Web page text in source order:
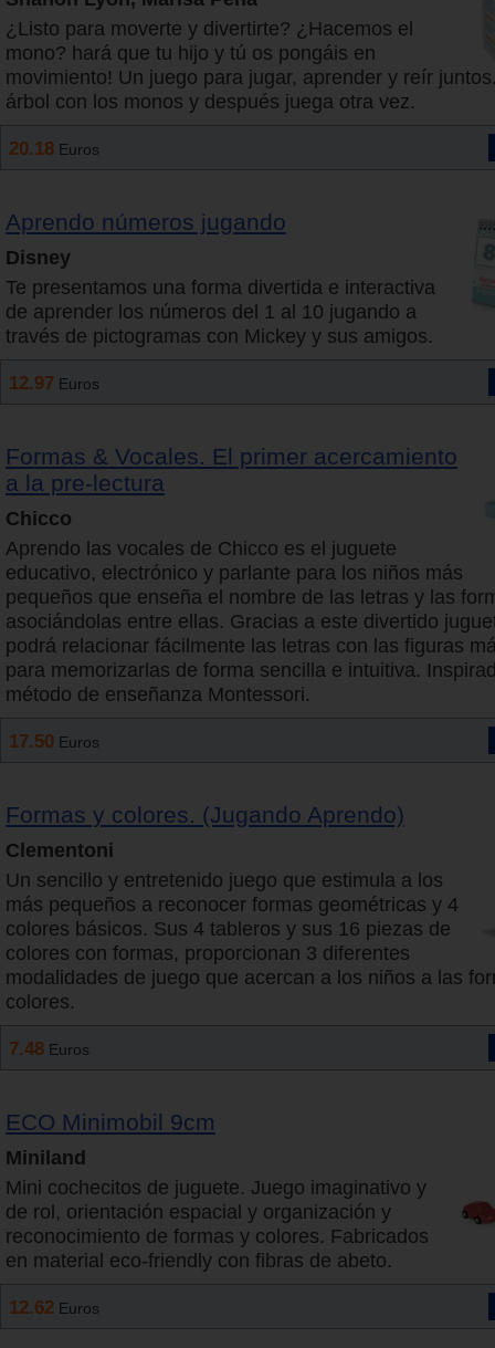
¿Listo para moverte y divertirte? ¿Hacemos el
mono? hará que tu hijo y tú os pongáis en
movimiento! Un juego para jugar, aprender y reír
árbol con los monos y después juega otra vez.
20.18 Euros
Aprendo números jugando
Disney
Te presentamos una forma divertida e interactiva
de aprender los números del 1 al 10 jugando a
través de pictogramas con Mickey y sus amigos.
12.97 Euros
Formas & Vocales. El primer acercamiento
a la pre-lectura
Chicco
Aprendo las vocales de Chicco es el juguete
educativo, electrónico y parlante para los niños más
pequeños que enseña el nombre de las letras y las
asociándolas entre ellas. Gracias a este divertido
podrá relacionar fácilmente las letras con las figuras
para memorizarlas de forma sencilla e intuitiva.
método de enseñanza Montessori.
17.50 Euros
Formas y colores. (Jugando Aprendo)
Clementoni
Un sencillo y entretenido juego que estimula a los
más pequeños a reconocer formas geométricas y 4
colores básicos. Sus 4 tableros y sus 16 piezas de
colores con formas, proporcionan 3 diferentes
modalidades de juego que acercan a los niños a las
colores.
7.48 Euros
ECO Minimobil 9cm
Miniland
Mini cochecitos de juguete. Juego imaginativo y
de rol, orientación espacial y organización y
reconocimiento de formas y colores. Fabricados
en material eco-friendly con fibras de abeto.
12.62 Euros